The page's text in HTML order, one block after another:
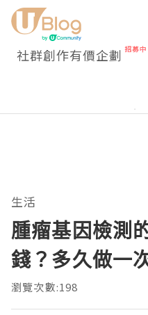
社群創作有價企劃
生活
腫瘤基因檢測
錢？多久做一
瀏覽次數:198